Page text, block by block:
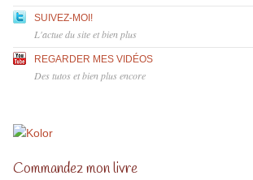
SUIVEZ-MOI!
L'actue du site et bien plus
REGARDER MES VIDÉOS
Des tutos et bien plus encore
Commandez mon livre